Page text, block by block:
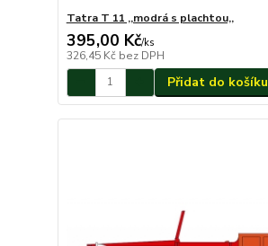
Tatra T 11 ,,modrá s plachtou,,
395,00 Kč/ks
326,45 Kč bez DPH
Přidat do košíku